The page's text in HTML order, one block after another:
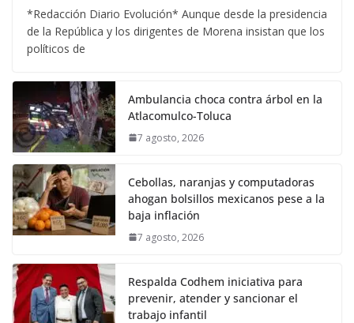
*Redacción Diario Evolución* Aunque desde la presidencia
de la República y los dirigentes de Morena insistan que los
políticos de
Ambulancia choca contra árbol en la
Atlacomulco-Toluca
7 agosto, 2026
Cebollas, naranjas y computadoras
ahogan bolsillos mexicanos pese a la
baja inflación
7 agosto, 2026
Respalda Codhem iniciativa para
prevenir, atender y sancionar el
trabajo infantil